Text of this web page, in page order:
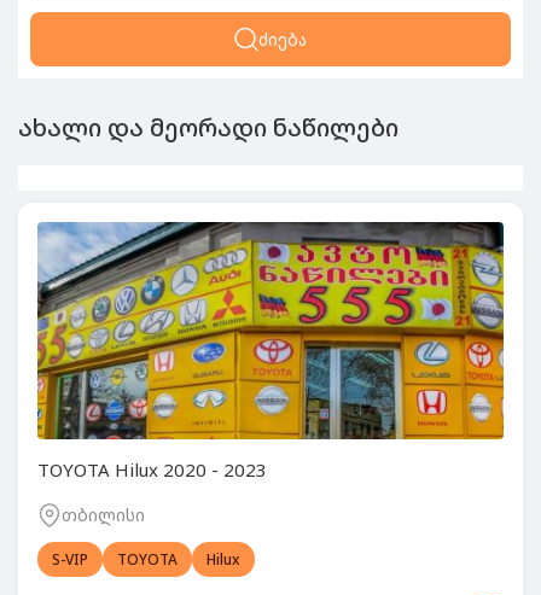
ძიება
ახალი და მეორადი ნაწილები
TOYOTA Hilux 2020 - 2023
თბილისი
S-VIP TOYOTA Hilux